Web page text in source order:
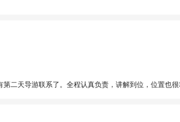
天导游联系了。全程认真负责，讲解到位，位置也